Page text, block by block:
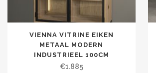
VIENNA VITRINE EIKEN
METAAL MODERN
INDUSTRIEEL 100CM
€1.885